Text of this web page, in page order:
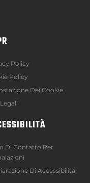
Policy
Policy
Dei Cookie
Di Contatto Per
Di Accessibilità